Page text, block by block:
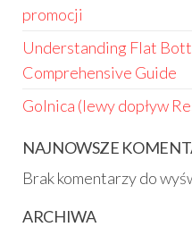
promocji
Understanding Flat
Comprehensive Guide
Golnica (lewy dopływ
NAJNOWSZE
Brak komentarzy do
ARCHIWA